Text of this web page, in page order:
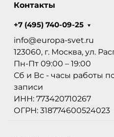
Контакты
+7 (495) 740-09-25
info@europa-svet.ru
123060, г. Москва, ул.
Пн-Пт 09:00 – 19:00
Сб и Вс - часы работы
записи
ИНН: 773420710267
ОГРН: 318774600524023